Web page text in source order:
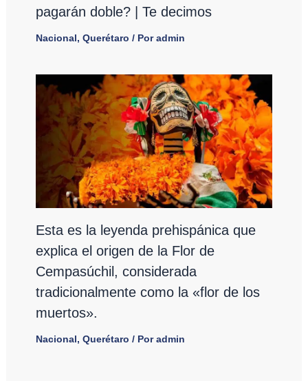
pagarán doble? | Te decimos
Nacional, Querétaro / Poradmin
Esta es la leyenda prehispánica que
explica el origen de la Flor de
Cempasúchil, considerada
tradicionalmente como la «flor de los
muertos».
Nacional, Querétaro / Poradmin